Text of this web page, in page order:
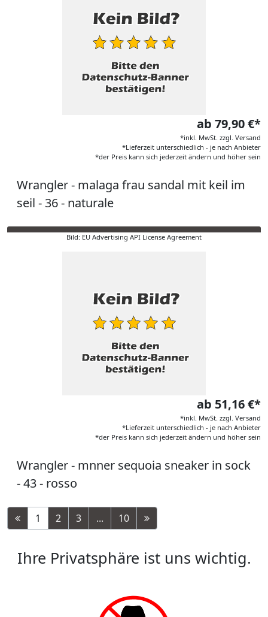
ab 79,90 €*
*inkl. MwSt. zzgl. Versand
*Lieferzeit unterschiedlich - je nach Anbieter
*der Preis kann sich jederzeit ändern und höher sein
Wrangler - malaga frau sandal mit keil im
seil - 36 - naturale
Bild: EU Advertising API License Agreement
ab 51,16 €*
*inkl. MwSt. zzgl. Versand
*Lieferzeit unterschiedlich - je nach Anbieter
*der Preis kann sich jederzeit ändern und höher sein
Wrangler - mnner sequoia sneaker in sock
- 43 - rosso
1 2 3 ... 10
Ihre Privatsphäre ist uns wichtig.